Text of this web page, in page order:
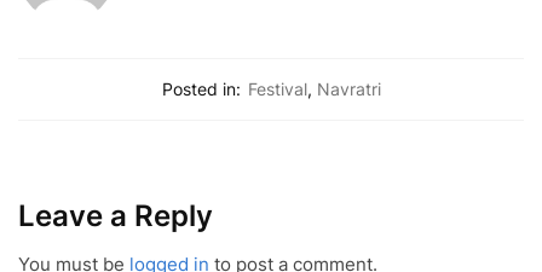
Posted in: Festival, Navratri
Leave a Reply
You must be logged in to post a comment.